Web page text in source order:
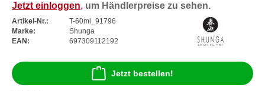
Jetzt einloggen, um Händlerpreise zu sehen.
Artikel-Nr.:
T-60ml_91796
Marke:
Shunga
EAN:
697309112192
Jetzt bestellen!